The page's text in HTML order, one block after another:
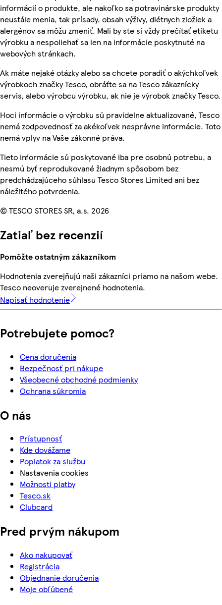
informácií o produkte, ale nakoľko sa potravinárske produkty
neustále menia, tak prísady, obsah výživy, diétnych zložiek a
alergénov sa môžu zmeniť. Mali by ste si vždy prečítať etiketu
výrobku a nespoliehať sa len na informácie poskytnuté na
webových stránkach.
Ak máte nejaké otázky alebo sa chcete poradiť o akýchkoľvek
výrobkoch značky Tesco, obráťte sa na Tesco zákaznícky
servis, alebo výrobcu výrobku, ak nie je výrobok značky Tesco.
Hoci informácie o výrobku sú pravidelne aktualizované, Tesco
nemá zodpovednosť za akékoľvek nesprávne informácie. Toto
nemá vplyv na Vaše zákonné práva.
Tieto informácie sú poskytované iba pre osobnú potrebu, a
nesmú byť reprodukované žiadnym spôsobom bez
predchádzajúceho súhlasu Tesco Stores Limited ani bez
náležitého potvrdenia.
© TESCO STORES SR, a.s. 2026
Zatiaľ bez recenzií
Pomôžte ostatným zákazníkom
Hodnotenia zverejňujú naši zákazníci priamo na našom webe.
Tesco neoveruje zverejnené hodnotenia.
Napísať hodnotenie
Potrebujete pomoc?
Cena doručenia
Bezpečnosť pri nákupe
Všeobecné obchodné podmienky
Ochrana súkromia
O nás
Prístupnosť
Kde dovážame
Poplatok za službu
Nastavenia cookies
Možnosti platby
Tesco.sk
Clubcard
Pred prvým nákupom
Ako nakupovať
Registrácia
Objednanie doručenia
Moje obľúbené